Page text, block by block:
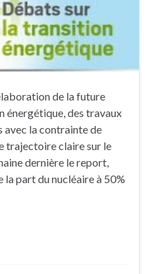
de la future
énergétique, des travaux
avec la contrainte de
trajectoire claire sur le
dernière le report,
la part du nucléaire à 50%